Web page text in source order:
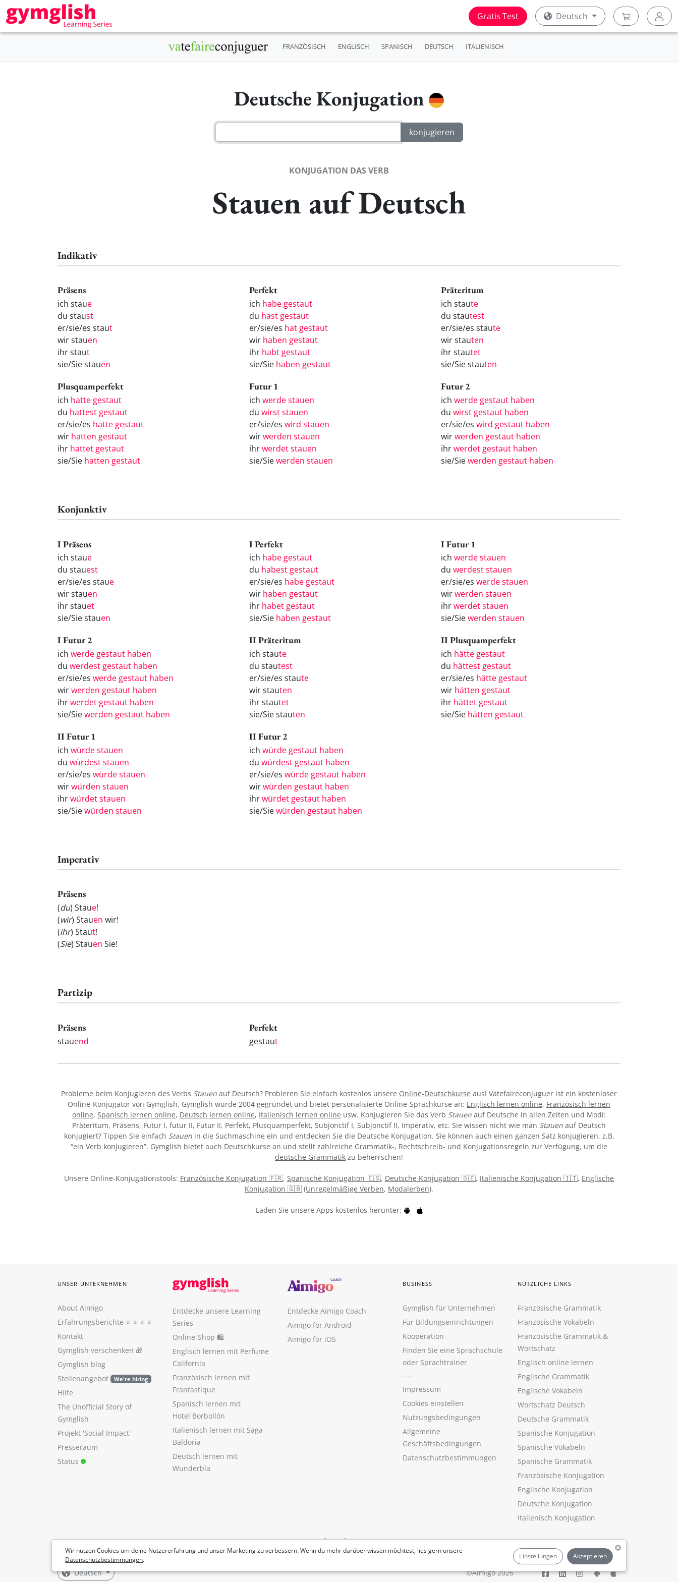
Gratis Test Deutsch
FRANZÖSISCH ENGLISCH SPANISCH DEUTSCH ITALIENISCH
Deutsche Konjugation
KONJUGATION DAS VERB
Stauen auf Deutsch
Indikativ
Präsens
ich staue
du staust
er/sie/es staut
wir stauen
ihr staut
sie/Sie stauen
Perfekt
ich habe gestaut
du hast gestaut
er/sie/es hat gestaut
wir haben gestaut
ihr habt gestaut
sie/Sie haben gestaut
Präteritum
ich staute
du stautest
er/sie/es staute
wir stauten
ihr stautet
sie/Sie stauten
Plusquamperfekt
ich hatte gestaut
du hattest gestaut
er/sie/es hatte gestaut
wir hatten gestaut
ihr hattet gestaut
sie/Sie hatten gestaut
Futur 1
ich werde stauen
du wirst stauen
er/sie/es wird stauen
wirwerden stauen
ihrwerdet stauen
sie/Siewerden stauen
Futur 2
ich werde gestaut haben
du wirst gestaut haben
er/sie/es wird gestaut haben
wirwerden gestaut haben
ihrwerdet gestaut haben
sie/Siewerden gestaut haben
Konjunktiv
I Präsens
ich staue
du stauest
er/sie/es staue
wir stauen
ihr stauet
sie/Sie stauen
I Perfekt
ich habe gestaut
du habest gestaut
er/sie/es habe gestaut
wir haben gestaut
ihr habet gestaut
sie/Sie haben gestaut
I Futur 1
ich werde stauen
du werdest stauen
er/sie/es werde stauen
wirwerden stauen
ihrwerdet stauen
sie/Siewerden stauen
I Futur 2
ich werde gestaut haben
du werdest gestaut haben
er/sie/es werde gestaut haben
wirwerden gestaut haben
ihrwerdet gestaut haben
sie/Siewerden gestaut haben
II Präteritum
ich staute
du stautest
er/sie/es staute
wir stauten
ihr stautet
sie/Sie stauten
II Plusquamperfekt
ich hätte gestaut
du hättest gestaut
er/sie/es hätte gestaut
wir hätten gestaut
ihr hättet gestaut
sie/Sie hätten gestaut
II Futur 1
ich würde stauen
du würdest stauen
er/sie/es würde stauen
wirwürden stauen
ihrwürdet stauen
sie/Siewürden stauen
II Futur 2
ich würde gestaut haben
du würdest gestaut haben
er/sie/es würde gestaut haben
wirwürden gestaut haben
ihrwürdet gestaut haben
sie/Siewürden gestaut haben
Imperativ
Präsens
(du) Staue!
(wir) Stauen wir!
(ihr) Staut!
(Sie) Stauen Sie!
Partizip
Präsens
stauend
Perfekt
gestaut
Probleme beim Konjugieren des Verbs Stauen auf Deutsch? Probieren Sie einfach kostenlos unsere Online-Deutschkurse aus! Vatefaireconjuguer ist ein kostenloser
Online-Konjugator von Gymglish. Gymglish wurde 2004 gegründet und bietet personalisierte Online-Sprachkurse an: Englisch lernen online, Französisch lernen
online, Spanisch lernen online, Deutsch lernen online, Italienisch lernen online usw. Konjugieren Sie das Verb Stauen auf Deutsche in allen Zeiten und Modi:
Präteritum, Präsens, Futur I, futur II, Futur II, Perfekt, Plusquamperfekt, Subjonctif I, Subjonctif II, Imperativ, etc. Sie wissen nicht wie man Stauen auf Deutsch
konjugiert? Tippen Sie einfach Stauenin die Suchmaschine ein und entdecken Sie die Deutsche Konjugation. Sie können auch einen ganzen Satz konjugieren, z.B.
“ein Verb konjugieren”. Gymglish bietet auch Deutschkurse an und stellt zahlreiche Grammatik-, Rechtschreib- und Konjugationsregeln zur Verfügung, um die
deutsche Grammatik zu beherrschen!
Unsere Online-Konjugationstools: Französische Konjugation 🇫🇷, Spanische Konjugation 🇪🇸, Deutsche Konjugation 🇩🇪, Italienische Konjugation 🇮🇹, Englische
Konjugation 🇬🇧 (Unregelmäßige Verben, Modalerben).
Laden Sie unsere Apps kostenlos herunter:
Wir nutzen Cookies um deine Nutzererfahrung und unser Marketing zu verbessern. Wenn du mehr darüber wissen möchtest, lies gern unsere
Datenschutzbestimmungen. Einstellungen Akzeptieren
UNSER UNTERNEHMEN
About Aimigo
Erfahrungsberichte ⭐️ ⭐️ ⭐️ ⭐️
Kontakt
Gymglish verschenken 🎁
Gymglish blog
Stellenangebot
We're hiring
Hilfe
The Unofficial Story of
Gymglish
Projekt 'Social Impact'
Presseraum
Status
Entdecke unsere Learning
Series
Online-Shop 🛍
Englisch lernen mit Perfume
California
Französisch lernen mit
Frantastique
Spanisch lernen mit
Hotel Borbollón
Italienisch lernen mit Saga
Baldoria
Deutsch lernen mit
Wunderbla
Entdecke Aimigo Coach
Aimigo for Android
Aimigo for iOS
BUSINESS
Gymglish für Unternehmen
Für Bildungseinrichtungen
Kooperation
Finden Sie eine Sprachschule
oder Sprachtrainer
----
Impressum
Cookies einstellen
Nutzungsbedingungen
Allgemeine
Geschäftsbedingungen
Datenschutzbestimmungen
NÜTZLICHE LINKS
Französische Grammatik
Französische Vokabeln
Französische Grammatik &
Wortschatz
Englisch online lernen
Englische Grammatik
Englische Vokabeln
Wortschatz Deutsch
Deutsche Grammatik
Spanische Konjugation
Spanische Vokabeln
Spanische Grammatik
Französische Konjugation
Englische Konjugation
Deutsche Konjugation
Italienisch Konjugation
Deutsch ©Aimigo 2026